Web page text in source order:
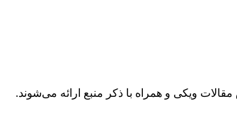
ویکی و همراه با ذکر منبع ارائه می‌شوند.